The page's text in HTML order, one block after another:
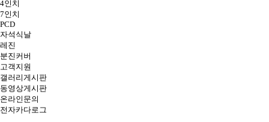
4인치
7인치
PCD
자석식날
레진
분진커버
고객지원
갤러리게시판
동영상게시판
온라인문의
전자카다로그